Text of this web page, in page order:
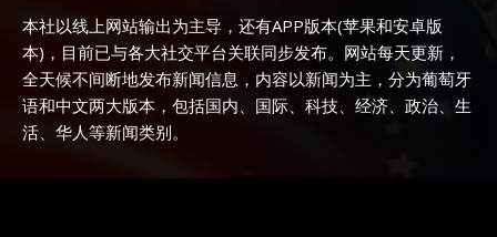
本社以线上网站输出为主导，还有APP版本(苹果和安卓版
本)，目前已与各大社交平台关联同步发布。网站每天更新，
全天候不间断地发布新闻信息，内容以新闻为主，分为葡萄牙
语和中文两大版本，包括国内、国际、科技、经济、政治、生
活、华人等新闻类别。